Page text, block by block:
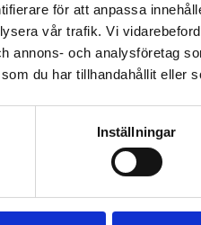
för att anpassa
vår trafik. Vi
annons- och analysföretag
du har tillhandahållit eller
Inställningar
Mathias